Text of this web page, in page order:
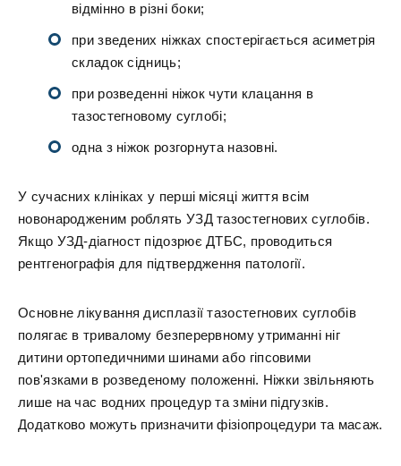
відмінно в різні боки;
при зведених ніжках спостерігається асиметрія
складок сідниць;
при розведенні ніжок чути клацання в
тазостегновому суглобі;
одна з ніжок розгорнута назовні.
У сучасних клініках у перші місяці життя всім
новонародженим роблять УЗД тазостегнових суглобів.
Якщо УЗД-діагност підозрює ДТБС, проводиться
рентгенографія для підтвердження патології.
Основне лікування дисплазії тазостегнових суглобів
полягає в тривалому безперервному утриманні ніг
дитини ортопедичними шинами або гіпсовими
пов'язками в розведеному положенні. Ніжки звільняють
лише на час водних процедур та зміни підгузків.
Додатково можуть призначити фізіопроцедури та масаж.